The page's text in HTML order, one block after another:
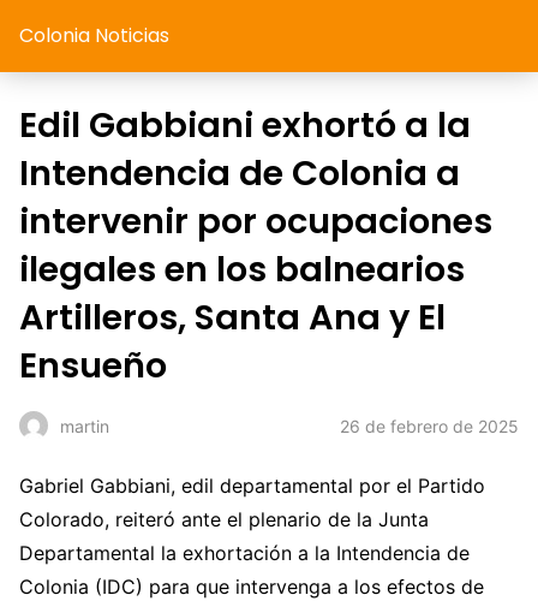
Colonia Noticias
Edil Gabbiani exhortó a la
Intendencia de Colonia a
intervenir por ocupaciones
ilegales en los balnearios
Artilleros, Santa Ana y El
Ensueño
martin 26 de febrero de 2025
Gabriel Gabbiani, edil departamental por el Partido
Colorado, reiteró ante el plenario de la Junta
Departamental la exhortación a la Intendencia de
Colonia (IDC) para que intervenga a los efectos de